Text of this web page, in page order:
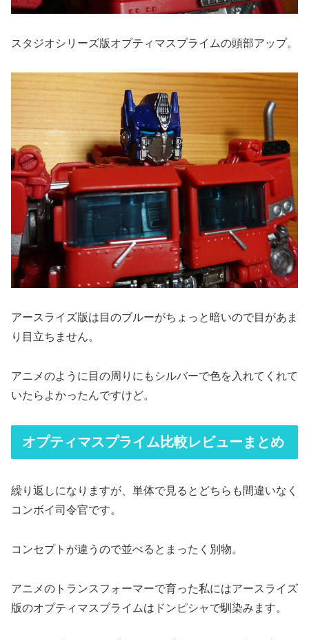
スタジオシリーズ版オプティマスプライムの頭部アップ。
アースライズ版は目のブルーがちょっと暗いので目があま
り目立ちません。
アニメのように目の周りにもシルバーで色を入れてくれて
いたらよかったんですけど。
オプティマスプライム比較レビューまとめ
繰り返しになりますが、単体で見るとどちらも間違いなく
コンボイ司令官です。
コンセプトが違うので並べるとまったく別物。
アニメのトランスフォーマーで育った私にはアースライズ
版のオプティマスプライムはドンピシャで馴染みます。